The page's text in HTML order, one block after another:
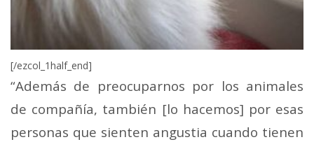
[/ezcol_1half_end]
“Además de preocuparnos por los animales
de compañía, también [lo hacemos] por esas
personas que sienten angustia cuando tienen